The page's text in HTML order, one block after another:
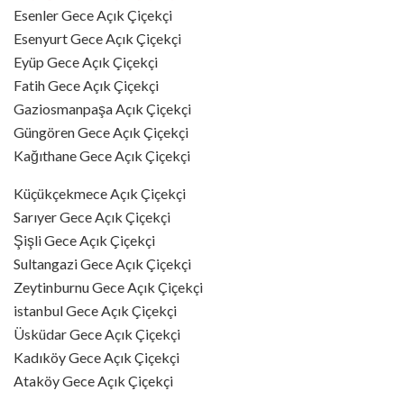
Esenler Gece Açık Çiçekçi
Esenyurt Gece Açık Çiçekçi
Eyüp Gece Açık Çiçekçi
Fatih Gece Açık Çiçekçi
Gaziosmanpaşa Açık Çiçekçi
Güngören Gece Açık Çiçekçi
Kağıthane Gece Açık Çiçekçi
Küçükçekmece Açık Çiçekçi
Sarıyer Gece Açık Çiçekçi
Şişli Gece Açık Çiçekçi
Sultangazi Gece Açık Çiçekçi
Zeytinburnu Gece Açık Çiçekçi
istanbul Gece Açık Çiçekçi
Üsküdar Gece Açık Çiçekçi
Kadıköy Gece Açık Çiçekçi
Ataköy Gece Açık Çiçekçi